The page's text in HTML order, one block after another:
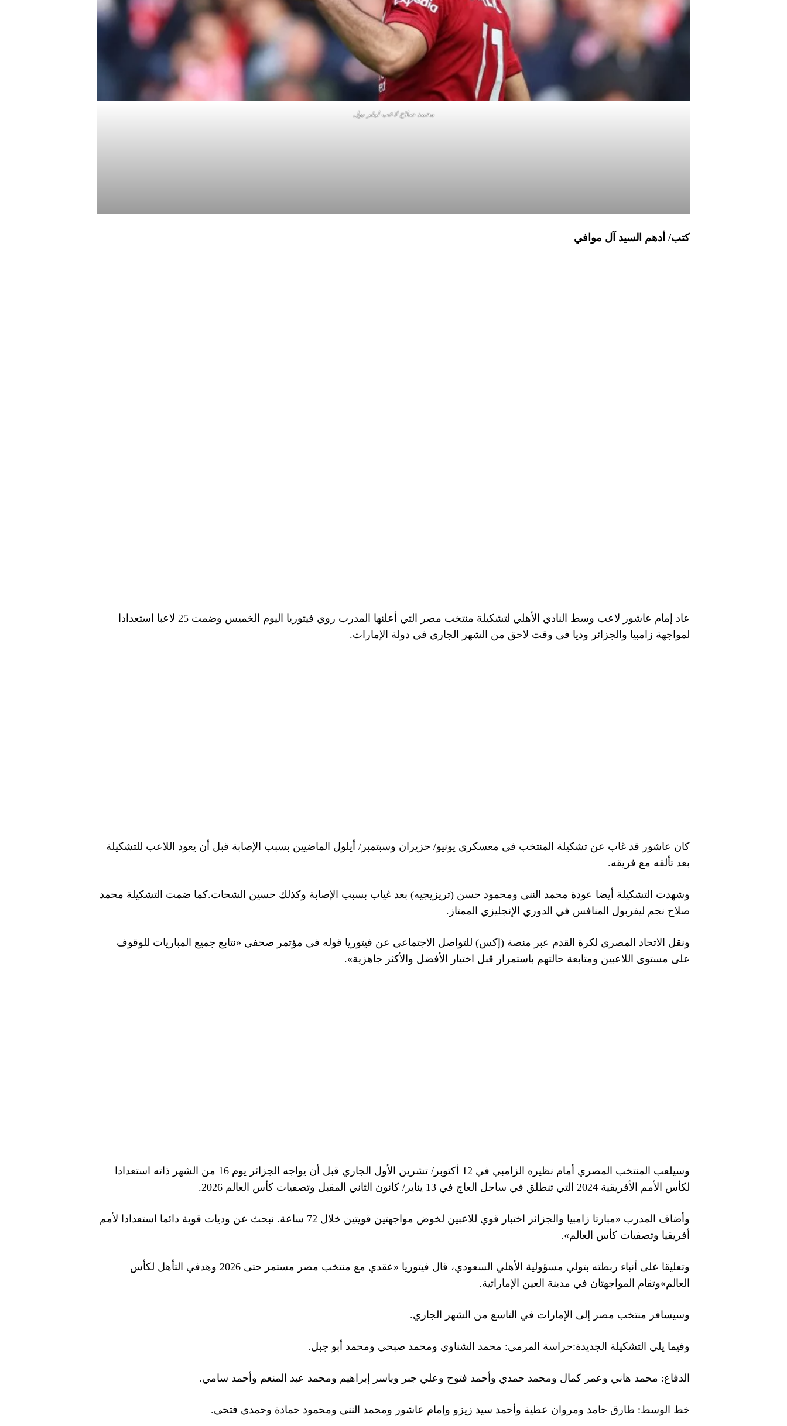
محمد صلاح لاعب ليڤر بول
كتب/ أدهم السيد آل موافي
عاد إمام عاشور لاعب وسط النادي الأهلي لتشكيلة منتخب مصر التي أعلنها المدرب روي فيتوريا اليوم الخميس وضمت 25 لاعبا استعدادا
لمواجهة زامبيا والجزائر وديا في وقت لاحق من الشهر الجاري في دولة الإمارات.
كان عاشور قد غاب عن تشكيلة المنتخب في معسكري يونيو/ حزيران وسبتمبر/ أيلول الماضيين بسبب الإصابة قبل أن يعود اللاعب للتشكيلة
بعد تألقه مع فريقه.
وشهدت التشكيلة أيضا عودة محمد النني ومحمود حسن (تريزيجيه) بعد غياب بسبب الإصابة وكذلك حسين الشحات.كما ضمت التشكيلة محمد
صلاح نجم ليفربول المنافس في الدوري الإنجليزي الممتاز.
ونقل الاتحاد المصري لكرة القدم عبر منصة (إكس) للتواصل الاجتماعي عن فيتوريا قوله في مؤتمر صحفي «نتابع جميع المباريات للوقوف
على مستوى اللاعبين ومتابعة حالتهم باستمرار قبل اختيار الأفضل والأكثر جاهزية».
وسيلعب المنتخب المصري أمام نظيره الزامبي في 12 أكتوبر/ تشرين الأول الجاري قبل أن يواجه الجزائر يوم 16 من الشهر ذاته استعدادا
لكأس الأمم الأفريقية 2024 التي تنطلق في ساحل العاج في 13 يناير/ كانون الثاني المقبل وتصفيات كأس العالم 2026.
وأضاف المدرب «مبارتا زامبيا والجزائر اختبار قوي للاعبين لخوض مواجهتين قويتين خلال 72 ساعة. نبحث عن وديات قوية دائما استعدادا لأمم
أفريقيا وتصفيات كأس العالم».
وتعليقا على أنباء ربطته بتولي مسؤولية الأهلي السعودي، قال فيتوريا «عقدي مع منتخب مصر مستمر حتى 2026 وهدفي التأهل لكأس
العالم»وتقام المواجهتان في مدينة العين الإماراتية.
وسيسافر منتخب مصر إلى الإمارات في التاسع من الشهر الجاري.
وفيما يلي التشكيلة الجديدة:حراسة المرمى: محمد الشناوي ومحمد صبحي ومحمد أبو جبل.
الدفاع: محمد هاني وعمر كمال ومحمد حمدي وأحمد فتوح وعلي جبر وياسر إبراهيم ومحمد عبد المنعم وأحمد سامي.
خط الوسط: طارق حامد ومروان عطية وأحمد سيد زيزو وإمام عاشور ومحمد النني ومحمود حمادة وحمدي فتحي.